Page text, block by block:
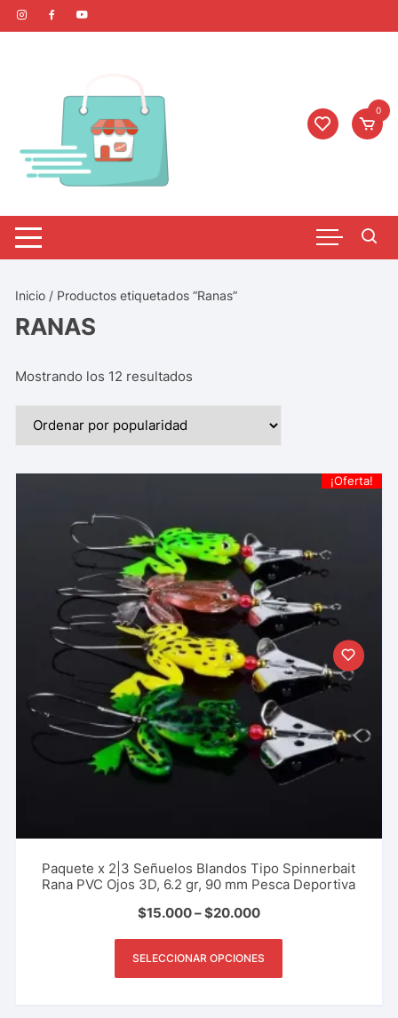
0
Inicio / Productos etiquetados “Ranas”
RANAS
Mostrando los 12 resultados
¡Oferta!
Paquete x 2|3 Señuelos Blandos Tipo Spinnerbait
Rana PVC Ojos 3D, 6.2 gr, 90 mm Pesca Deportiva
$15.000–$20.000
SELECCIONAR OPCIONES